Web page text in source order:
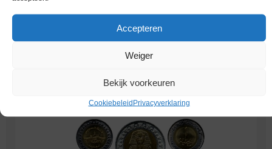
Accepteren
Weiger
Bekijk voorkeuren
CookiebeleidPrivacyverklaring
Worldcoins Egypt 50 Piastres